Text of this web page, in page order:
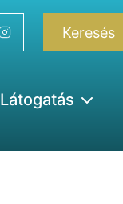
Látogatás